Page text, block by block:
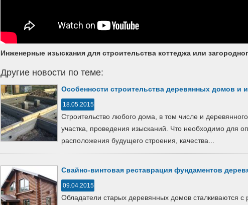
Инженерные изыскания для строительства коттеджа или
Другие новости по теме:
Особенности строительства деревянных домов и
18.05.2015
Строительство любого дома, в том числе и
участка, проведения изысканий. Что необходимо для
расположения будущего строения, качества...
Свайно-винтовая реставрация фундаментов
09.04.2015
Обладатели старых деревянных домов сталкиваются с